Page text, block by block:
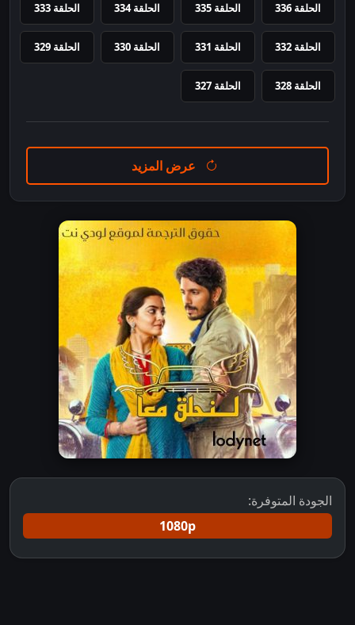
الحلقة 336 الحلقة 335 الحلقة 334 الحلقة 333
الحلقة 332 الحلقة 331 الحلقة 330 الحلقة 329
الحلقة 328 الحلقة 327
عرض المزيد
الجودة المتوفرة:
1080p